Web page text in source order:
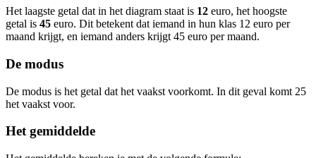
Het laagste getal dat in het diagram staat is 12 euro, het hoogste
getal is 45 euro. Dit betekent dat iemand in hun klas 12 euro per
maand krijgt, en iemand anders krijgt 45 euro per maand.
De modus
De modus is het getal dat het vaakst voorkomt. In dit geval komt 25
het vaakst voor.
Het gemiddelde